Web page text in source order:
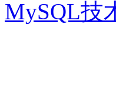
MySQL技